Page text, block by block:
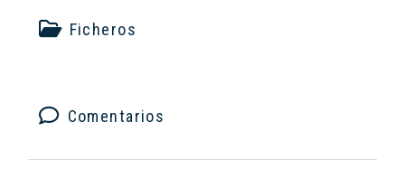
Ficheros
Comentarios